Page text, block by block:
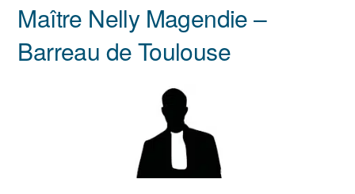
Maître Nelly Magendie –
Barreau de Toulouse